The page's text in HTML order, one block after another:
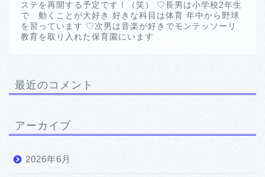
ステを再開する予定です！（笑） ♡長男は小学校2年生
で 動くことが大好き 好きな科目は体育 年中から野球
を習っています ♡次男は音楽が好きでモンテッソーリ
教育を取り入れた保育園にいます
最近のコメント
アーカイブ
2026年6月